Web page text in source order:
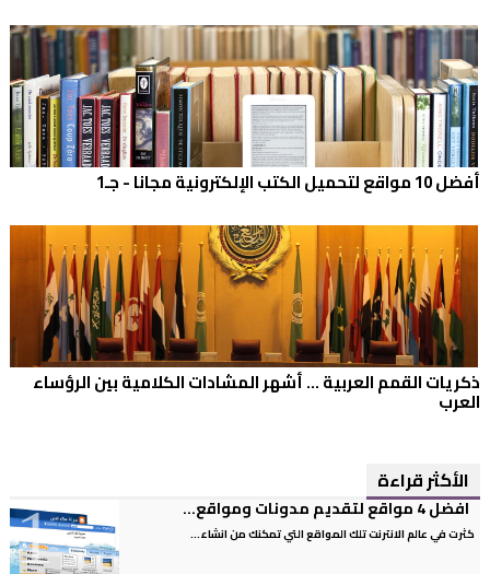
أفضل 10 مواقع لتحميل الكتب الإلكترونية مجانا - جـ1
ذكريات القمم العربية ... أشهر المشادات الكلامية بين الرؤساء
العرب
الأكثر قراءة
افضل 4 مواقع لتقديم مدونات ومواقع...
كثرت في عالم الانترنت تلك المواقع التي تمكنك من انشاء...